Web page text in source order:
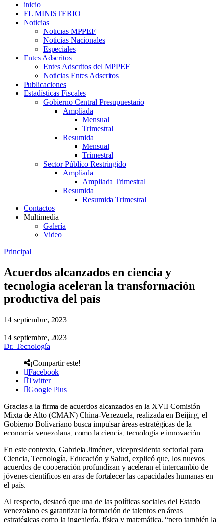
inicio
EL MINISTERIO
Noticias
Noticias MPPEF
Noticias Nacionales
Especiales
Entes Adscritos
Entes Adscritos del MPPEF
Noticias Entes Adscritos
Publicaciones
Estadísticas Fiscales
Gobierno Central Presupuestario
Ampliada
Mensual
Trimestral
Resumida
Mensual
Trimestral
Sector Público Restringido
Ampliada
Ampliada Trimestral
Resumida
Resumida Trimestral
Contactos
Multimedia
Galería
Video
Principal
Acuerdos alcanzados en ciencia y
tecnología aceleran la transformación
productiva del país
14 septiembre, 2023
14 septiembre, 2023
Dr. Tecnología
¡Compartir este!
Facebook
Twitter
Google Plus
Gracias a la firma de acuerdos alcanzados en la XVII Comisión
Mixta de Alto (CMAN) China-Venezuela, realizada en Beijing, el
Gobierno Bolivariano busca impulsar áreas estratégicas de la
economía venezolana, como la ciencia, tecnología e innovación.
En este contexto, Gabriela Jiménez, vicepresidenta sectorial para
Ciencia, Tecnología, Educación y Salud, explicó que, los nuevos
acuerdos de cooperación profundizan y aceleran el intercambio de
jóvenes científicos en aras de fortalecer las capacidades humanas en
el país.
Al respecto, destacó que una de las políticas sociales del Estado
venezolano es garantizar la formación de talentos en áreas
estratégicas como la ingeniería, física y matemática, “pero también la